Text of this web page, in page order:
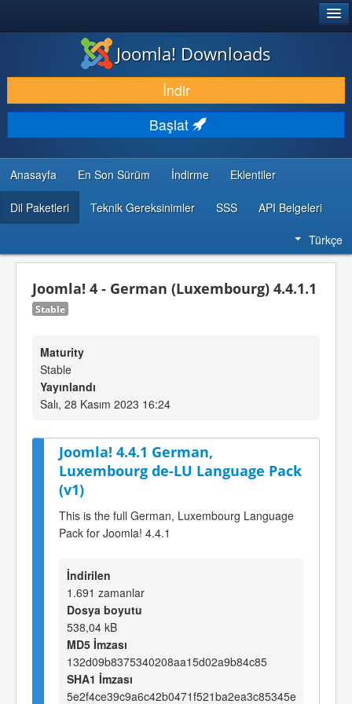
İNDIR & GENIŞLET
KEŞFET & ÖĞREN
TOPLULUK & DESTEK
GELIŞTIRICI KAYNAKLARI
Joomla! Downloads
İndir
Başlat
Anasayfa En Son Sürüm İndirme Eklentiler
Dil Paketleri Teknik Gereksinimler SSS API Belgeleri
Türkçe
Joomla! 4 - German (Luxembourg) 4.4.1.1
Stable
Maturity
Stable
Yayınlandı
Salı, 28 Kasım 2023 16:24
Joomla! 4.4.1 German,
Luxembourg de-LU Language Pack
(v1)
This is the full German, Luxembourg Language
Pack for Joomla! 4.4.1
İndirilen
1.691 zamanlar
Dosya boyutu
538,04 kB
MD5 İmzası
132d09b8375340208aa15d02a9b84c85
SHA1 İmzası
5e2f4ce39c9a6c42b0471f521ba2ea3c85345e